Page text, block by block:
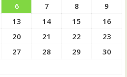
6 7 8
9
13 14 15
16
20 21 22
23
27 28 29
30